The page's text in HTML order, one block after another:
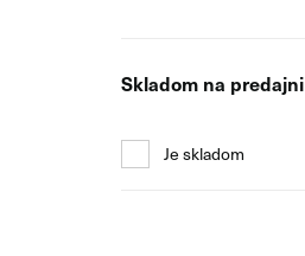
Skladom na predajni
Je skladom